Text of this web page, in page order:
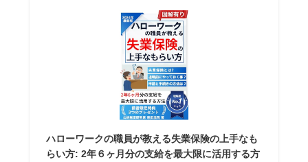
ハローワークの職員が教える失業保険の上手なも
らい方: 2年６ヶ月分の支給を最大限に活用する方